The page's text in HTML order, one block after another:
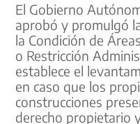
El Gobierno
aprobó y promulgó
la Condición de
o Restricción
establece el
en caso que los
construcciones
derecho propietario